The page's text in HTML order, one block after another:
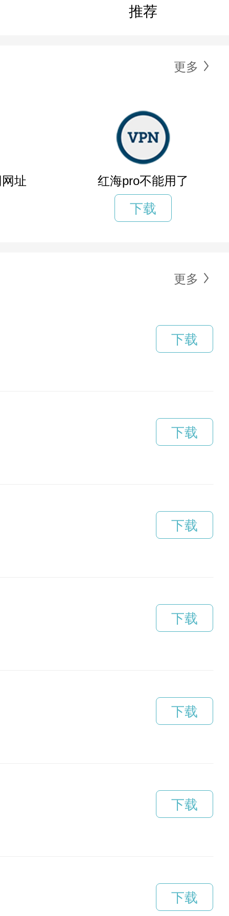
推荐
更多
址 红海pro不能用了
下载
更多
下载
下载
下载
下载
下载
下载
下载